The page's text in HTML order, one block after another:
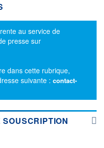
au service de
presse sur
dans cette rubrique,
suivante : contact-